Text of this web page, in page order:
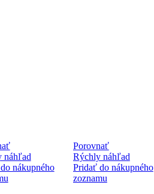
náhľad
nákupného
Porovnať
Rýchly náhľad
Pridať do nákupného
zoznamu